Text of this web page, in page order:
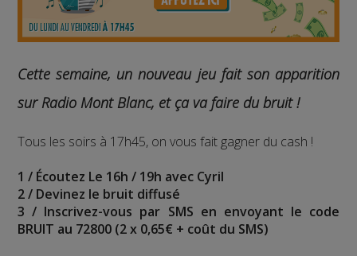
Cette semaine, un nouveau jeu fait son apparition
sur Radio Mont Blanc, et ça va faire du bruit !
Tous les soirs à 17h45, on vous fait gagner du cash !
1 / Écoutez Le 16h / 19h avec Cyril
2 / Devinez le bruit diffusé
3 / Inscrivez-vous par SMS en envoyant le code
BRUIT au 72800 (2 x 0,65€ + coût du SMS)